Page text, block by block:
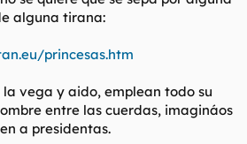
alguna tirana:
princesas.htm
vega y aido, emplean todo su
entre las cuerdas, imagináos
a presidentas.